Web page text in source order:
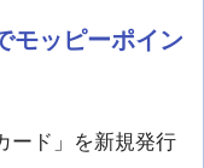
モッピーポイン
ード」を新規発行